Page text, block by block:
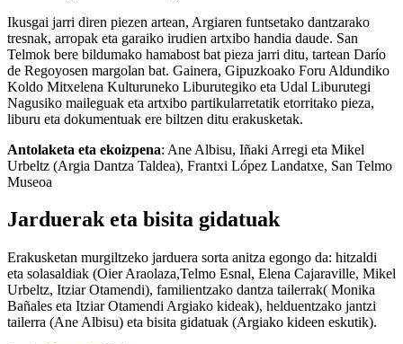
Ikusgai jarri diren piezen artean, Argiaren funtsetako dantzarako
tresnak, arropak eta garaiko irudien artxibo handia daude. San
Telmok bere bildumako hamabost bat pieza jarri ditu, tartean Darío
de Regoyosen margolan bat. Gainera, Gipuzkoako Foru Aldundiko
Koldo Mitxelena Kulturuneko Liburutegiko eta Udal Liburutegi
Nagusiko maileguak eta artxibo partikularretatik etorritako pieza,
liburu eta dokumentuak ere biltzen ditu erakusketak.
Antolaketa eta ekoizpena: Ane Albisu, Iñaki Arregi eta Mikel
Urbeltz (Argia Dantza Taldea), Frantxi López Landatxe, San Telmo
Museoa
Jarduerak eta bisita gidatuak
Erakusketan murgiltzeko jarduera sorta anitza egongo da: hitzaldi
eta solasaldiak (Oier Araolaza,Telmo Esnal, Elena Cajaraville, Mikel
Urbeltz, Itziar Otamendi), familientzako dantza tailerrak( Monika
Bañales eta Itziar Otamendi Argiako kideak), helduentzako jantzi
tailerra (Ane Albisu) eta bisita gidatuak (Argiako kideen eskutik).